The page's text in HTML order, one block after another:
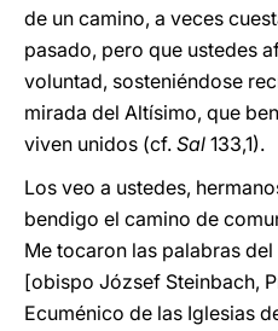
de un camino, a veces
pasado, pero que ustedes
voluntad, sosteniéndose
mirada del Altísimo, que
viven unidos (cf. Sal 133,1).
Los veo a ustedes,
bendigo el camino de
Me tocaron las palabras
[obispo József Steinbach,
Ecuménico de las Iglesias